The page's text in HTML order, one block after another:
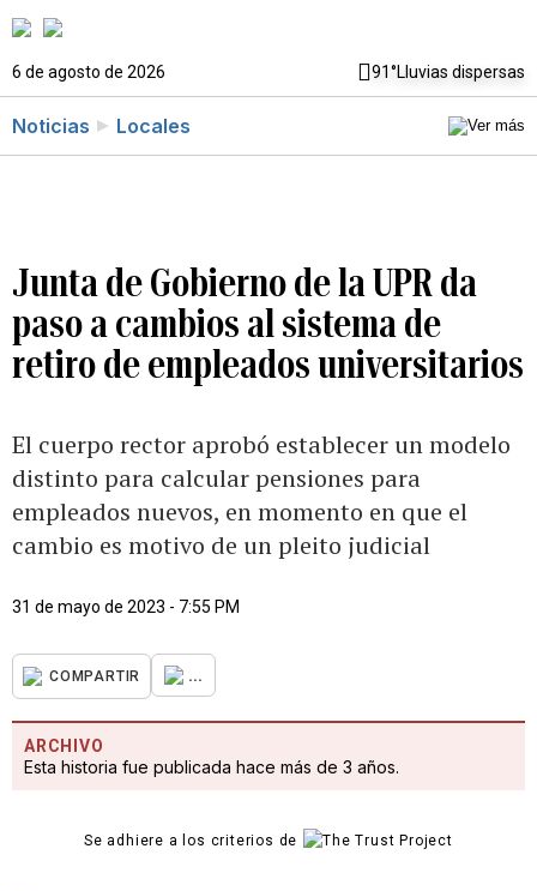
6 de agosto de 2026 91°Lluvias dispersas
Noticias Locales
Junta de Gobierno de la UPR da
paso a cambios al sistema de
retiro de empleados universitarios
El cuerpo rector aprobó establecer un modelo
distinto para calcular pensiones para
empleados nuevos, en momento en que el
cambio es motivo de un pleito judicial
31 de mayo de 2023 - 7:55 PM
COMPARTIR ...
ARCHIVO
Esta historia fue publicada hace más de 3 años.
Se adhiere a los criterios de